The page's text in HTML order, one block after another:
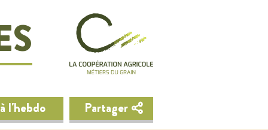
l'hebdo Partager